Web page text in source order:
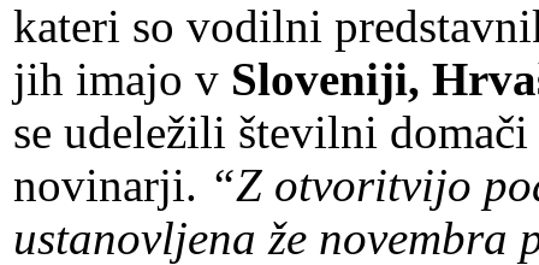
kateri so vodilni
jih imajo v Sloveniji,
se udeležili številni
novinarji. “Z otvoritvijo
ustanovljena že